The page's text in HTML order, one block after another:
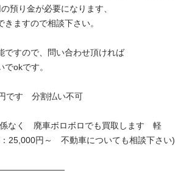
預り金が必要になります、
きますので相談下さい。
ですので、問い合わせ頂ければ
でokです。
です　分割払い不可
なく　廃車ボロボロでも買取します　軽
25,000円～　不動車についても相談下さい)